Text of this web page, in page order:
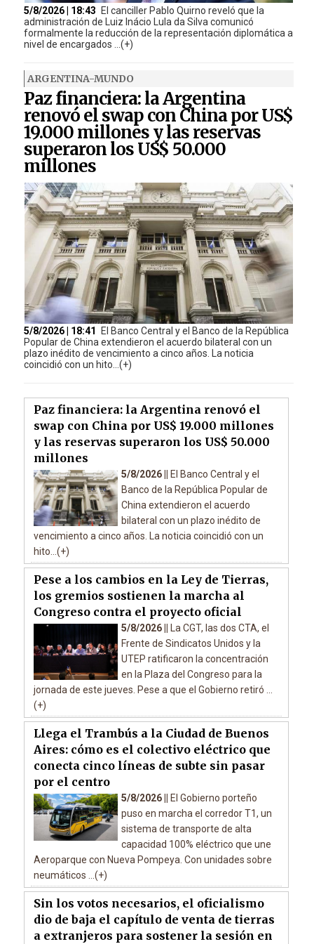
5/8/2026 | 18:43
El canciller Pablo Quirno reveló que la
administración de Luiz Inácio Lula da Silva comunicó
formalmente la reducción de la representación diplomática a
nivel de encargados ...(+)
ARGENTINA-MUNDO
Paz financiera: la Argentina
renovó el swap con China por US$
19.000 millones y las reservas
superaron los US$ 50.000
millones
5/8/2026 | 18:41
El Banco Central y el Banco de la República
Popular de China extendieron el acuerdo bilateral con un
plazo inédito de vencimiento a cinco años. La noticia
coincidió con un hito...(+)
Paz financiera: la Argentina renovó el
swap con China por US$ 19.000 millones
y las reservas superaron los US$ 50.000
millones
5/8/2026 ||
El Banco Central y el
Banco de la República Popular de
China extendieron el acuerdo
bilateral con un plazo inédito de
vencimiento a cinco años. La noticia coincidió con un
hito...(+)
Pese a los cambios en la Ley de Tierras,
los gremios sostienen la marcha al
Congreso contra el proyecto oficial
5/8/2026 ||
La CGT, las dos CTA, el
Frente de Sindicatos Unidos y la
UTEP ratificaron la concentración
en la Plaza del Congreso para la
jornada de este jueves. Pese a que el Gobierno retiró ...
(+)
Llega el Trambús a la Ciudad de Buenos
Aires: cómo es el colectivo eléctrico que
conecta cinco líneas de subte sin pasar
por el centro
5/8/2026 ||
El Gobierno porteño
puso en marcha el corredor T1, un
sistema de transporte de alta
capacidad 100% eléctrico que une
Aeroparque con Nueva Pompeya. Con unidades sobre
neumáticos ...(+)
Sin los votos necesarios, el oficialismo
dio de baja el capítulo de venta de tierras
a extranjeros para sostener la sesión en